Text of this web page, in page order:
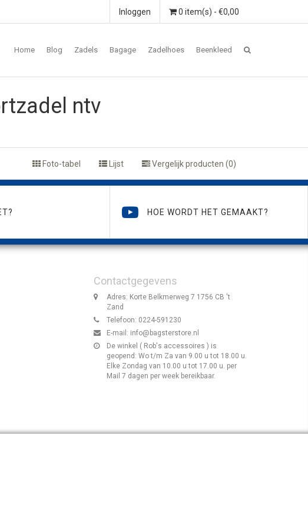
0 item(s) - €0,00
Inloggen
Home Blog Zadels Bagage Zadelhoes Beenkleed
ntv
Foto-tabel Lijst Vergelijk producten (0)
HOE WORDT HET GEMAAKT?
Contactgegevens
Adres: Korte Belkmerweg 7 1756 CB 't
Zand
Telefoon: 0224-591230
E-mail: info@bagsterstore.nl
De winkel ( Rob's accessoires ) is
geopend: Wo t/m Za van 9.00 u tot 18.00 u.
Elke Zondag van 10.00 u tot 17.00 u. per
Mail 7 dagen per week bereikbaar.